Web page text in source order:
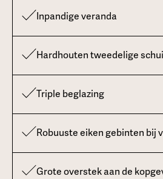
Inpandige veranda
Hardhouten tweedelige
Triple beglazing
Robuuste eiken gebinten bij
Grote overstek aan de